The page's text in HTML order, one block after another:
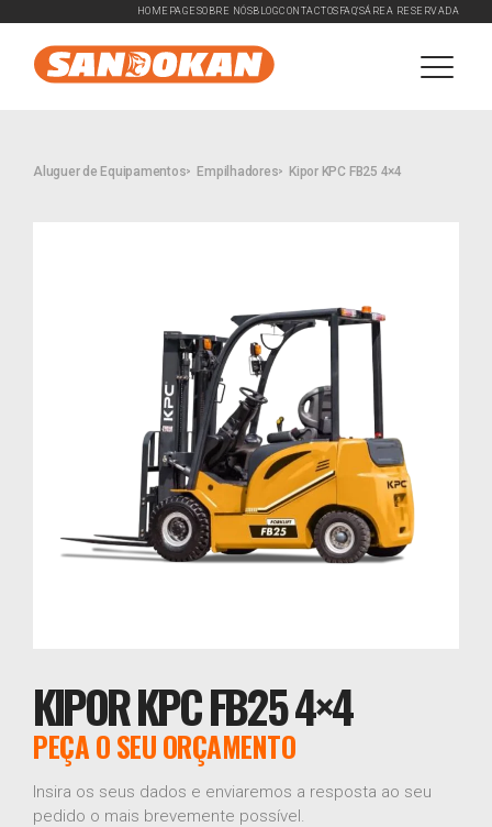
HOMEPAGE SOBRE NÓSBLOGCONTACTOS FAQ'SÁREA RESERVADA
Aluguer de Equipamentos Empilhadores Kipor KPC FB25 4×4
KIPOR KPC FB25 4×4
PEÇA O SEU ORÇAMENTO
Insira os seus dados e enviaremos a resposta ao seu
pedido o mais brevemente possível.